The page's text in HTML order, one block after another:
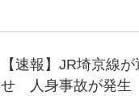
【速報】JR埼京線
せ 人身事故が発生